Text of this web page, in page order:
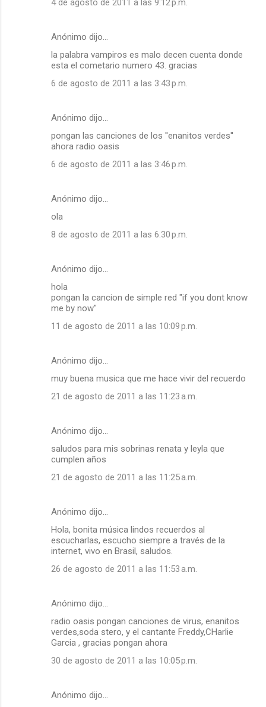
4 de agosto de 2011 a las 9:12 p.m.
Anónimo dijo…
la palabra vampiros es malo decen cuenta donde
esta el cometario numero 43. gracias
6 de agosto de 2011 a las 3:43 p.m.
Anónimo dijo…
pongan las canciones de los ''enanitos verdes''
ahora radio oasis
6 de agosto de 2011 a las 3:46 p.m.
Anónimo dijo…
ola
8 de agosto de 2011 a las 6:30 p.m.
Anónimo dijo…
hola
pongan la cancion de simple red "if you dont know
me by now"
11 de agosto de 2011 a las 10:09 p.m.
Anónimo dijo…
muy buena musica que me hace vivir del recuerdo
21 de agosto de 2011 a las 11:23 a.m.
Anónimo dijo…
saludos para mis sobrinas renata y leyla que
cumplen años
21 de agosto de 2011 a las 11:25 a.m.
Anónimo dijo…
Hola, bonita música lindos recuerdos al
escucharlas, escucho siempre a través de la
internet, vivo en Brasil, saludos.
26 de agosto de 2011 a las 11:53 a.m.
Anónimo dijo…
radio oasis pongan canciones de virus, enanitos
verdes,soda stero, y el cantante Freddy,CHarlie
Garcia , gracias pongan ahora
30 de agosto de 2011 a las 10:05 p.m.
Anónimo dijo…